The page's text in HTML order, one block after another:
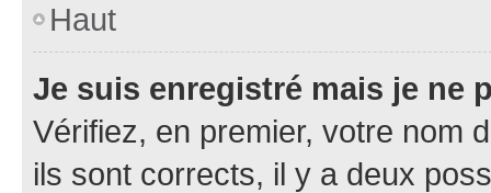
Haut
Je suis enregistré mais je ne
Vérifiez, en premier, votre nom
ils sont corrects, il y a deux